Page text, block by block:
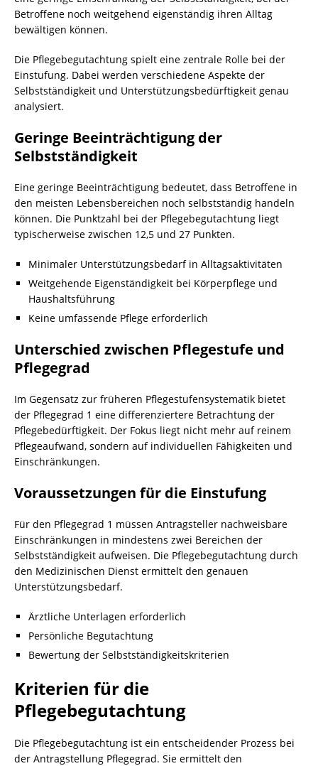
Betroffene noch weitgehend eigenständig ihren Alltag
bewältigen können.
Die Pflegebegutachtung spielt eine zentrale Rolle bei der
Einstufung. Dabei werden verschiedene Aspekte der
Selbstständigkeit und Unterstützungsbedürftigkeit genau
analysiert.
Geringe Beeinträchtigung der
Selbstständigkeit
Eine geringe Beeinträchtigung bedeutet, dass Betroffene in
den meisten Lebensbereichen noch selbstständig handeln
können. Die Punktzahl bei der Pflegebegutachtung liegt
typischerweise zwischen 12,5 und 27 Punkten.
Minimaler Unterstützungsbedarf in Alltagsaktivitäten
Weitgehende Eigenständigkeit bei Körperpflege und
Haushaltsführung
Keine umfassende Pflege erforderlich
Unterschied zwischen Pflegestufe und
Pflegegrad
Im Gegensatz zur früheren Pflegestufensystematik bietet
der Pflegegrad 1 eine differenziertere Betrachtung der
Pflegebedürftigkeit. Der Fokus liegt nicht mehr auf reinem
Pflegeaufwand, sondern auf individuellen Fähigkeiten und
Einschränkungen.
Voraussetzungen für die Einstufung
Für den Pflegegrad 1 müssen Antragsteller nachweisbare
Einschränkungen in mindestens zwei Bereichen der
Selbstständigkeit aufweisen. Die Pflegebegutachtung durch
den Medizinischen Dienst ermittelt den genauen
Unterstützungsbedarf.
Ärztliche Unterlagen erforderlich
Persönliche Begutachtung
Bewertung der Selbstständigkeitskriterien
Kriterien für die
Pflegebegutachtung
Die Pflegebegutachtung ist ein entscheidender Prozess bei
der Antragstellung Pflegegrad. Sie ermittelt den